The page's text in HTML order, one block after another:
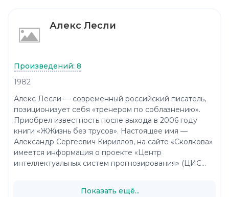
Алекс Лесли
Произведений: 8
1982
Алекс Лесли — современный российский писатель,
позиционизует себя «тренером по соблазнению».
Приобрел известность после выхода в 2006 году
книги «ЖЖизнь без трусов». Настоящее имя —
Александр Сергеевич Кириллов, на сайте «Сколкова»
имеется информация о проекте «Центр
интеллектуальных систем прогнозирования» (ЦИС...
Показать ещё...